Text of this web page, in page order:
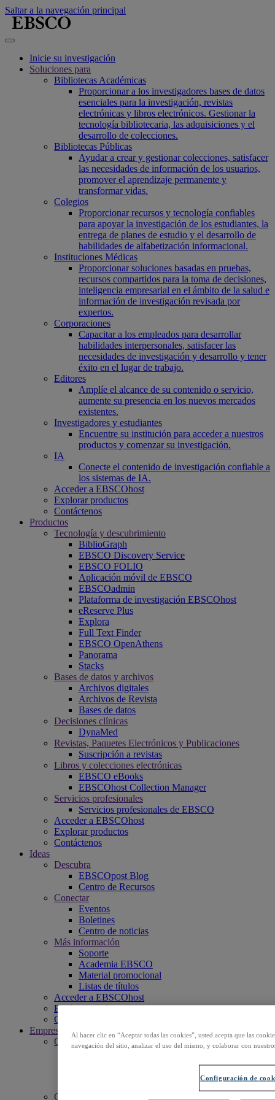
Saltar a la navegación principal
Inicie su investigación
Soluciones para
Bibliotecas Académicas
Proporcionar a los investigadores bases de datos
esenciales para la investigación, revistas
electrónicas y libros electrónicos. Gestionar la
tecnología bibliotecaria, las adquisiciones y el
desarrollo de colecciones.
Bibliotecas Públicas
Ayudar a crear y gestionar colecciones, satisfacer
las necesidades de información de los usuarios,
promover el aprendizaje permanente y
transformar vidas.
Colegios
Proporcionar recursos y tecnología confiables
para apoyar la investigación de los estudiantes, la
entrega de planes de estudio y el desarrollo de
habilidades de alfabetización informacional.
Instituciones Médicas
Proporcionar soluciones basadas en pruebas,
recursos compartidos para la toma de decisiones,
inteligencia empresarial en el ámbito de la salud e
información de investigación revisada por
expertos.
Corporaciones
Capacitar a los empleados para desarrollar
habilidades interpersonales, satisfacer las
necesidades de investigación y desarrollo y tener
éxito en el lugar de trabajo.
Editores
Amplíe el alcance de su contenido o servicio,
aumente su presencia en los nuevos mercados
existentes.
Investigadores y estudiantes
Encuentre su institución para acceder a nuestros
productos y comenzar su investigación.
IA
Conecte el contenido de investigación confiable a
los sistemas de IA.
Acceder a EBSCOhost
Explorar productos
Contáctenos
Productos
Tecnología y descubrimiento
BiblioGraph
EBSCO Discovery Service
EBSCO FOLIO
Aplicación móvil de EBSCO
EBSCOadmin
Plataforma de investigación EBSCOhost
eReserve Plus
Explora
Full Text Finder
EBSCO OpenAthens
Panorama
Stacks
Bases de datos y archivos
Archivos digitales
Archivos de Revista
Bases de datos
Decisiones clínicas
DynaMed
Revistas, Paquetes Electrónicos y Publicaciones
Suscripción a revistas
Libros y colecciones electrónicas
EBSCO eBooks
EBSCOhost Collection Manager
Servicios profesionales
Servicios profesionales de EBSCO
Acceder a EBSCOhost
Explorar productos
Contáctenos
Ideas
Descubra
EBSCOpost Blog
Centro de Recursos
Conectar
Eventos
Boletines
Centro de noticias
Más información
Soporte
Academia EBSCO
Material promocional
Listas de títulos
Acceder a EBSCOhost
Explorar productos
Contáctenos
Empresa
Quiénes somos
Misión
Compromisos
Al hacer clic en “Aceptar todas las cookies”, usted acepta que las
navegación del sitio, analizar el uso del mismo, y colaborar con
Configuración de